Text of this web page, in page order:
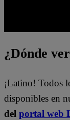
¿Dónde
¡Latino! Todos
disponibles en
del portal web